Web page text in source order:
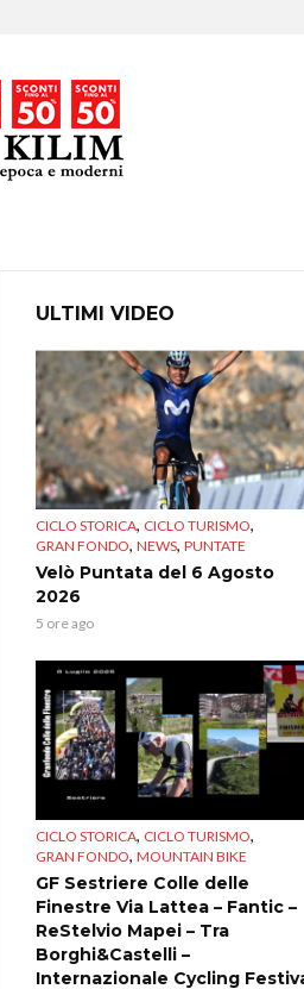
ULTIMI VIDEO
CICLO STORICA, CICLO TURISMO,
GRAN FONDO, NEWS, PUNTATE
Velò Puntata del 6 Agosto
2026
5 ore ago
CICLO STORICA, CICLO TURISMO,
GRAN FONDO, MOUNTAIN BIKE
GF Sestriere Colle delle
Finestre Via Lattea – Fantic –
ReStelvio Mapei – Tra
Borghi&Castelli –
Internazionale Cycling